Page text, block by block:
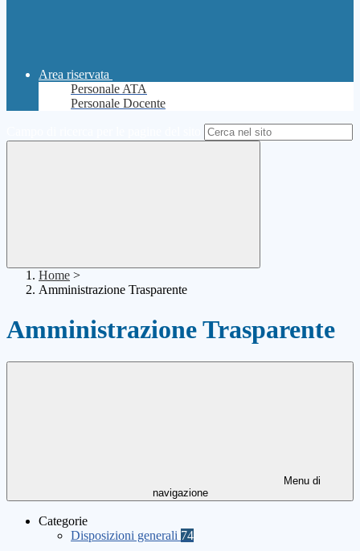
Area riservata
Personale ATA
Personale Docente
Home >
Amministrazione Trasparente
Amministrazione Trasparente
Menu di
navigazione
Categorie
Disposizioni generali 74